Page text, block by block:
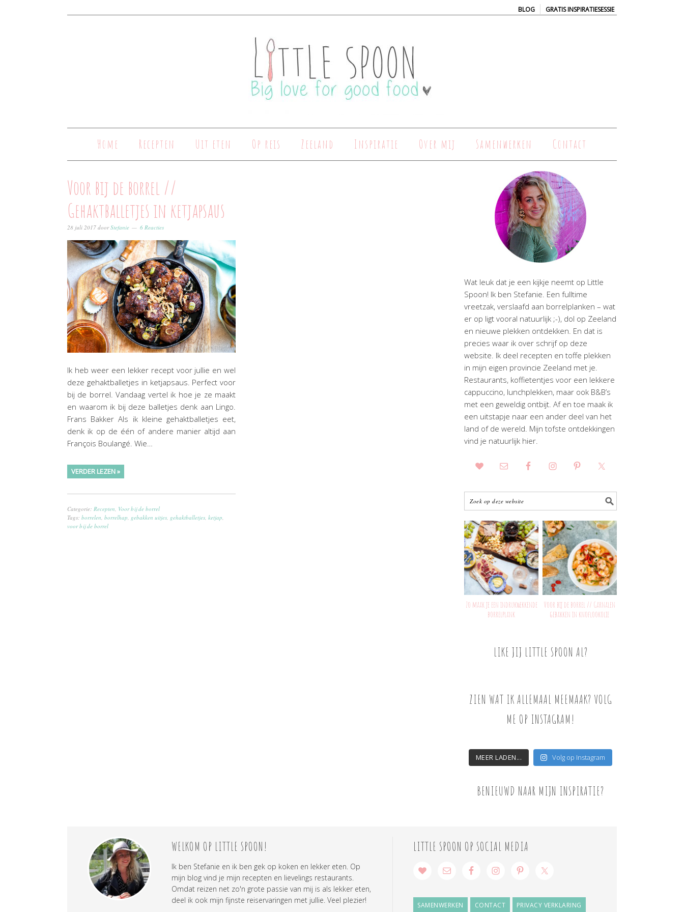
BLOG | GRATIS INSPIRATIESESSIE
Home Recepten Uit eten Op reis Zeeland Inspiratie Over mij Samenwerken Contact
Voor bij de borrel //
Gehaktballetjes in ketjapsaus
28 juli 2017 doorStefanie 6 Reacties
Ik heb weer een lekker recept voor jullie en wel
deze gehaktballetjes in ketjapsaus. Perfect voor
bij de borrel. Vandaag vertel ik hoe je ze maakt
en waarom ik bij deze balletjes denk aan Lingo.
Frans Bakker Als ik kleine gehaktballetjes eet,
denk ik op de één of andere manier altijd aan
François Boulangé. Wie…
VERDER LEZEN »
Categorie: Recepten Voor bij de borrel
Tags: borrelen borrelhap gebakken uitjes gehaktballetjes ketjap
voor bij de borrel
Wat leuk dat je een kijkje neemt op Little
Spoon! Ik ben Stefanie. Een fulltime
vreetzak, verslaafd aan borrelplanken – wat
er op ligt vooral natuurlijk ;-), dol op Zeeland
en nieuwe plekken ontdekken. En dat is
precies waar ik over schrijf op deze
website. Ik deel recepten en toffe plekken
in mijn eigen provincie Zeeland met je.
Restaurants, koffietentjes voor een lekkere
cappuccino, lunchplekken, maar ook B&B’s
met een geweldig ontbijt. Af en toe maak ik
een uitstapje naar een ander deel van het
land of de wereld. Mijn tofste ontdekkingen
vind je natuurlijk hier.
Zo maak je een indrukwekkende
borrelplank
Voor bij de borrel // Garnalen
gebakken in knoflookolie
LIKE JIJ LITTLE SPOON AL?
ZIEN WAT IK ALLEMAAL MEEMAAK? VOLG
ME OP INSTAGRAM!
MEER LADEN... Volg op Instagram
BENIEUWD NAAR MIJN INSPIRATIE?
WELKOM OP LITTLE SPOON!
Ik ben Stefanie en ik ben gek op koken en lekker eten. Op
mijn blog vind je mijn recepten en lievelings restaurants.
Omdat reizen net zo'n grote passie van mij is als lekker eten,
deel ik ook mijn fijnste reiservaringen met jullie. Veel plezier!
LITTLE SPOON OP SOCIAL MEDIA
SAMENWERKEN CONTACT PRIVACY VERKLARING